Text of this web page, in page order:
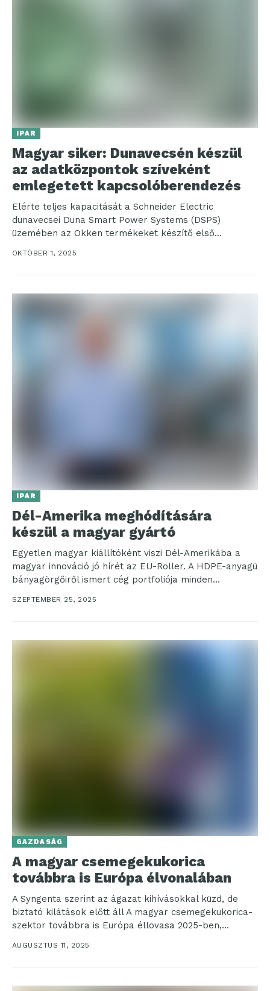
IPAR
Magyar siker: Dunavecsén készül
az adatközpontok szíveként
emlegetett kapcsolóberendezés
Elérte teljes kapacitását a Schneider Electric
dunavecsei Duna Smart Power Systems (DSPS)
üzemében az Okken termékeket készítő első
gyártósor. A vállalat többek között...
OKTÓBER 1, 2025
IPAR
Dél-Amerika meghódítására
készül a magyar gyártó
Egyetlen magyar kiállítóként viszi Dél-Amerikába a
magyar innováció jó hírét az EU-Roller. A HDPE-anyagú
bányagörgőiről ismert cég portfoliója minden
SZEPTEMBER 25, 2025
GAZDASÁG
A magyar csemegekukorica
továbbra is Európa élvonalában
A Syngenta szerint az ágazat kihívásokkal küzd, de
biztató kilátások előtt áll A magyar csemegekukorica-
szektor továbbra is Európa éllovasa 2025-ben,
AUGUSZTUS 11, 2025